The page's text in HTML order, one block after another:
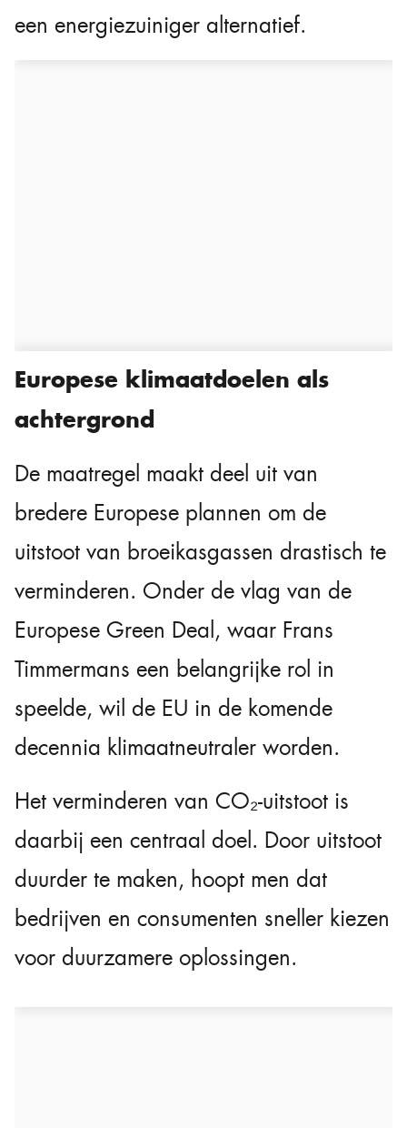
een energiezuiniger alternatief.
Europese klimaatdoelen als
achtergrond
De maatregel maakt deel uit van
bredere Europese plannen om de
uitstoot van broeikasgassen drastisch te
verminderen. Onder de vlag van de
Europese Green Deal, waar Frans
Timmermans een belangrijke rol in
speelde, wil de EU in de komende
decennia klimaatneutraler worden.
Het verminderen van CO₂-uitstoot is
daarbij een centraal doel. Door uitstoot
duurder te maken, hoopt men dat
bedrijven en consumenten sneller kiezen
voor duurzamere oplossingen.